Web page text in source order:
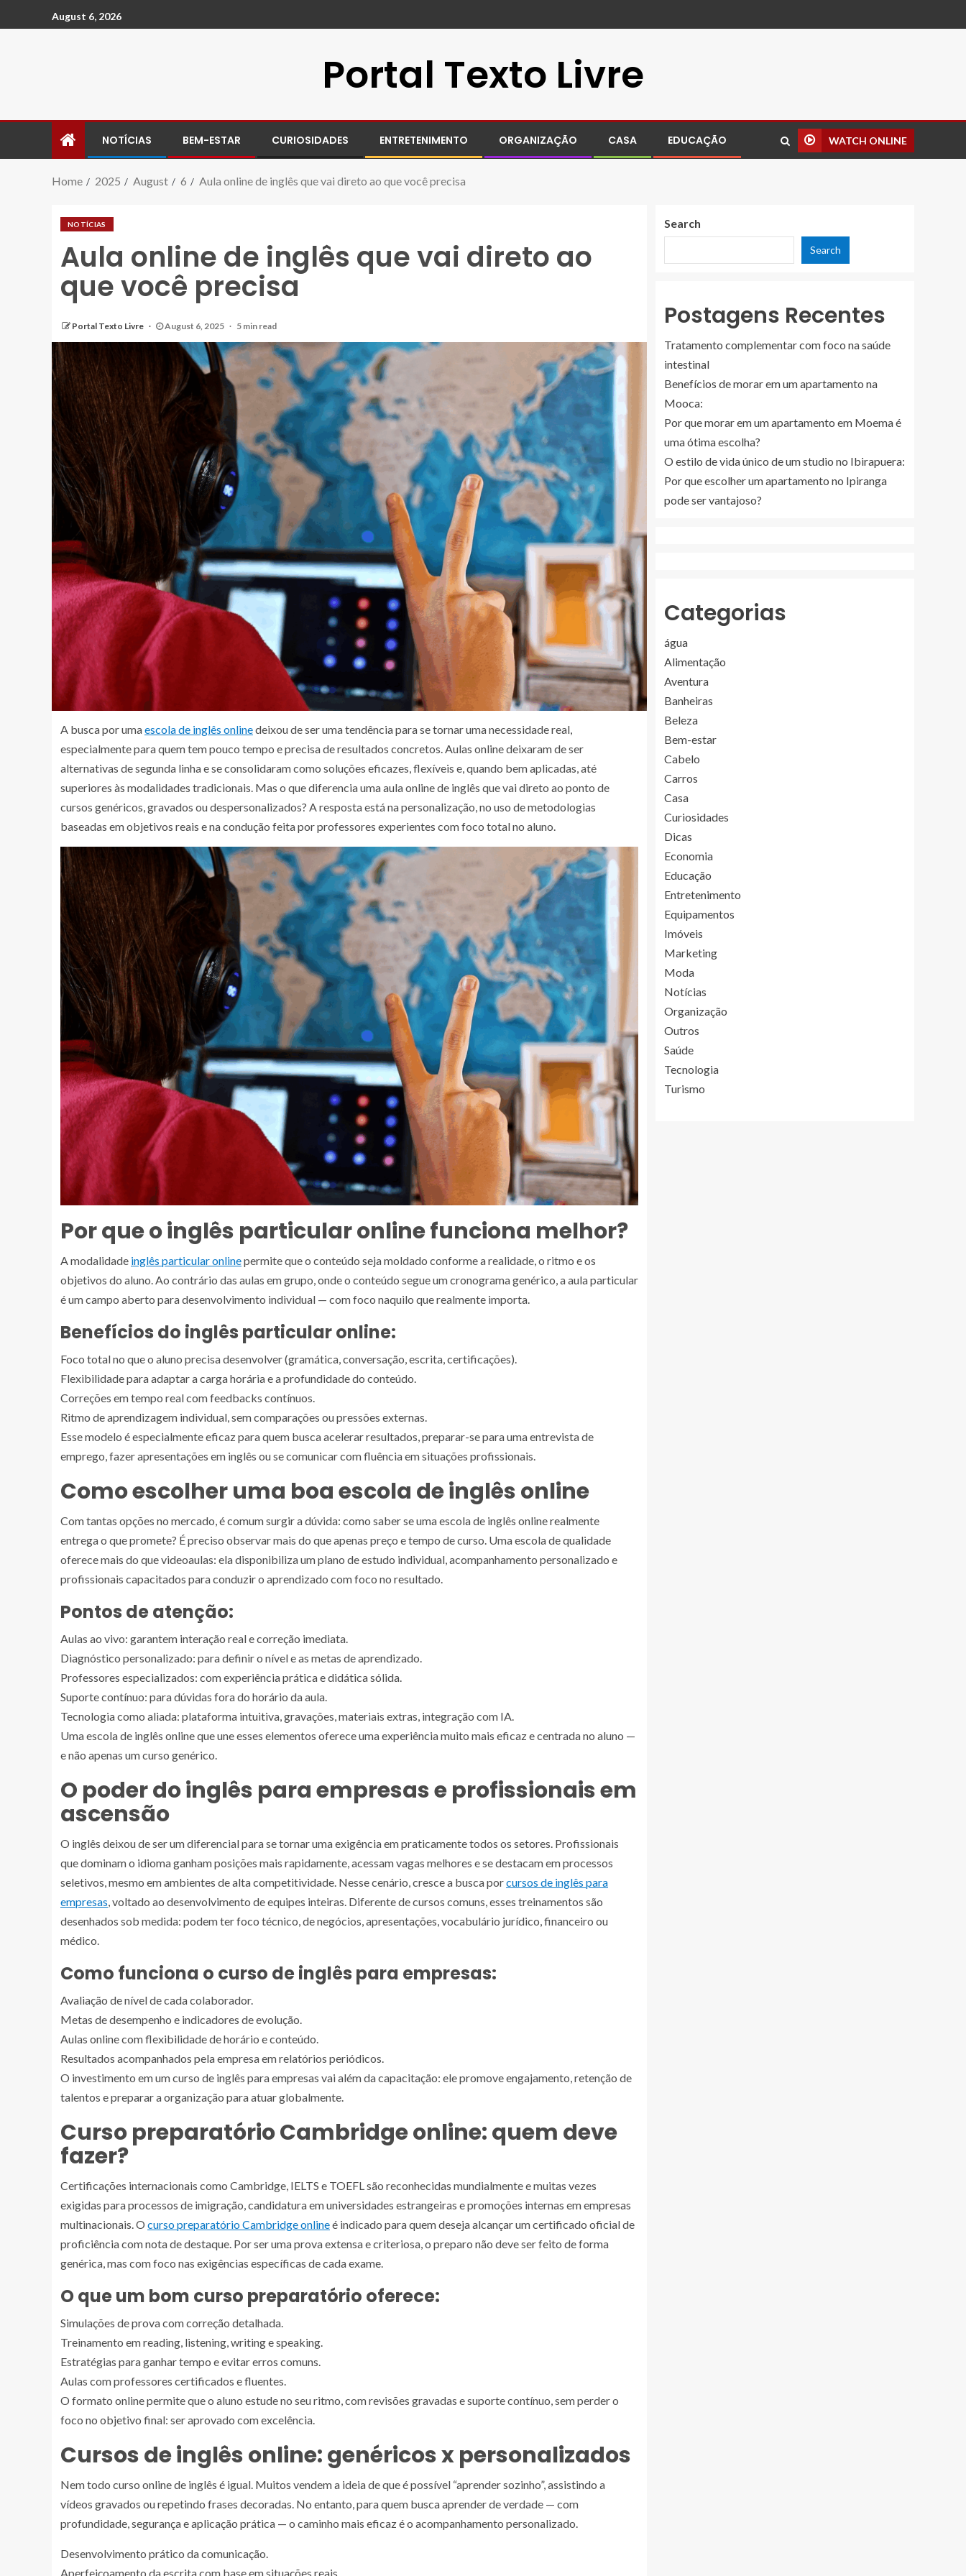
August 6, 2026
Portal Texto Livre
NOTÍCIAS BEM-ESTAR CURIOSIDADES ENTRETENIMENTO ORGANIZAÇÃO CASA EDUCAÇÃO WATCH ONLINE
Home 2025 August 6 Aula online de inglês que vai direto ao que você precisa
NOTÍCIAS
Aula online de inglês que vai direto ao
que você precisa
Portal Texto Livre August 6, 2025 5 min read
A busca por umaescola de inglês onlinedeixou de ser uma tendência para se tornar uma necessidade real,
especialmente para quem tem pouco tempo e precisa de resultados concretos. Aulas online deixaram de ser
alternativas de segunda linha e se consolidaram como soluções eficazes, flexíveis e, quando bem aplicadas, até
superiores às modalidades tradicionais. Mas o que diferencia uma aula online de inglês que vai direto ao ponto de
cursos genéricos, gravados ou despersonalizados? A resposta está na personalização, no uso de metodologias
baseadas em objetivos reais e na condução feita por professores experientes com foco total no aluno.
Por que o inglês particular online funciona melhor?
A modalidade inglês particular onlinepermite que o conteúdo seja moldado conforme a realidade, o ritmo e os
objetivos do aluno. Ao contrário das aulas em grupo, onde o conteúdo segue um cronograma genérico, a aula particular
é um campo aberto para desenvolvimento individual — com foco naquilo que realmente importa.
Benefícios do inglês particular online:
Foco total no que o aluno precisa desenvolver (gramática, conversação, escrita, certificações).
Flexibilidade para adaptar a carga horária e a profundidade do conteúdo.
Correções em tempo real com feedbacks contínuos.
Ritmo de aprendizagem individual, sem comparações ou pressões externas.
Esse modelo é especialmente eficaz para quem busca acelerar resultados, preparar-se para uma entrevista de
emprego, fazer apresentações em inglês ou se comunicar com fluência em situações profissionais.
Como escolher uma boa escola de inglês online
Com tantas opções no mercado, é comum surgir a dúvida: como saber se uma escola de inglês online realmente
entrega o que promete? É preciso observar mais do que apenas preço e tempo de curso. Uma escola de qualidade
oferece mais do que videoaulas: ela disponibiliza um plano de estudo individual, acompanhamento personalizado e
profissionais capacitados para conduzir o aprendizado com foco no resultado.
Pontos de atenção:
Aulas ao vivo: garantem interação real e correção imediata.
Diagnóstico personalizado: para definir o nível e as metas de aprendizado.
Professores especializados: com experiência prática e didática sólida.
Suporte contínuo: para dúvidas fora do horário da aula.
Tecnologia como aliada: plataforma intuitiva, gravações, materiais extras, integração com IA.
Uma escola de inglês online que une esses elementos oferece uma experiência muito mais eficaz e centrada no aluno —
e não apenas um curso genérico.
O poder do inglês para empresas e profissionais em
ascensão
O inglês deixou de ser um diferencial para se tornar uma exigência em praticamente todos os setores. Profissionais
que dominam o idioma ganham posições mais rapidamente, acessam vagas melhores e se destacam em processos
seletivos, mesmo em ambientes de alta competitividade. Nesse cenário, cresce a busca porcursos de inglês para
empresas, voltado ao desenvolvimento de equipes inteiras. Diferente de cursos comuns, esses treinamentos são
desenhados sob medida: podem ter foco técnico, de negócios, apresentações, vocabulário jurídico, financeiro ou
médico.
Como funciona o curso de inglês para empresas:
Avaliação de nível de cada colaborador.
Metas de desempenho e indicadores de evolução.
Aulas online com flexibilidade de horário e conteúdo.
Resultados acompanhados pela empresa em relatórios periódicos.
O investimento em um curso de inglês para empresas vai além da capacitação: ele promove engajamento, retenção de
talentos e preparar a organização para atuar globalmente.
Curso preparatório Cambridge online: quem deve
fazer?
Certificações internacionais como Cambridge, IELTS e TOEFL são reconhecidas mundialmente e muitas vezes
exigidas para processos de imigração, candidatura em universidades estrangeiras e promoções internas em empresas
multinacionais. O curso preparatório Cambridge onlineé indicado para quem deseja alcançar um certificado oficial de
proficiência com nota de destaque. Por ser uma prova extensa e criteriosa, o preparo não deve ser feito de forma
genérica, mas com foco nas exigências específicas de cada exame.
O que um bom curso preparatório oferece:
Simulações de prova com correção detalhada.
Treinamento em reading, listening, writing e speaking.
Estratégias para ganhar tempo e evitar erros comuns.
Aulas com professores certificados e fluentes.
O formato online permite que o aluno estude no seu ritmo, com revisões gravadas e suporte contínuo, sem perder o
foco no objetivo final: ser aprovado com excelência.
Cursos de inglês online: genéricos x personalizados
Nem todo curso online de inglês é igual. Muitos vendem a ideia de que é possível “aprender sozinho”, assistindo a
vídeos gravados ou repetindo frases decoradas. No entanto, para quem busca aprender de verdade — com
profundidade, segurança e aplicação prática — o caminho mais eficaz é o acompanhamento personalizado.
Desenvolvimento prático da comunicação.
Aperfeiçoamento da escrita com base em situações reais.
Search
Search
Postagens Recentes
Tratamento complementar com foco na saúde
intestinal
Benefícios de morar em um apartamento na
Mooca:
Por que morar em um apartamento em Moema é
uma ótima escolha?
O estilo de vida único de um studio no Ibirapuera:
Por que escolher um apartamento no Ipiranga
pode ser vantajoso?
Categorias
água
Alimentação
Aventura
Banheiras
Beleza
Bem-estar
Cabelo
Carros
Casa
Curiosidades
Dicas
Economia
Educação
Entretenimento
Equipamentos
Imóveis
Marketing
Moda
Notícias
Organização
Outros
Saúde
Tecnologia
Turismo